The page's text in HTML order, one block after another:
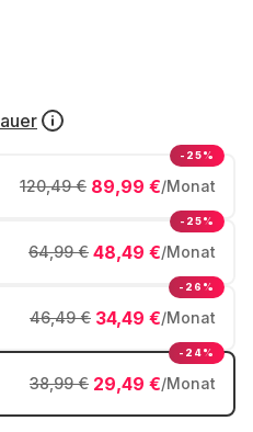
89,99 €/Monat
120,49 €
-25%
48,49 €/Monat
64,99 €
-25%
34,49 €/Monat
46,49 €
-26%
29,49 €/Monat
38,99 €
-24%